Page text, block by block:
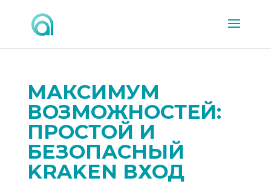
МАКСИМУМ
ВОЗМОЖНОСТЕЙ:
ПРОСТОЙ И
БЕЗОПАСНЫЙ
KRAKEN ВХОД